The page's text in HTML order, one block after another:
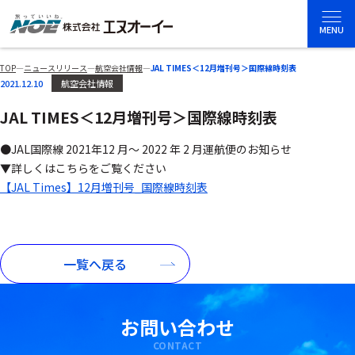
MENU
TOP―ニュースリリース―航空会社情報―JAL TIMES＜12月増刊号＞国際線時刻表
2021.12.10 航空会社情報
JAL TIMES＜12月増刊号＞国際線時刻表
●JAL国際線 2021年12 月～ 2022 年 2 月運航便のお知らせ
▼詳しくはこちらをご覧ください
【JAL Times】12月増刊号_国際線時刻表
一覧へ戻る
お問い合わせ
CONTACT